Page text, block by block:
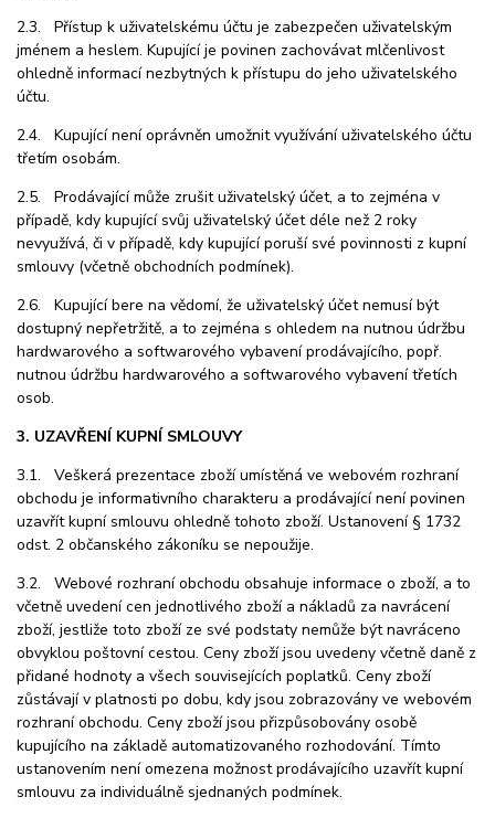
2.3. Přístup k uživatelskému účtu je zabezpečen uživatelským
jménem a heslem. Kupující je povinen zachovávat mlčenlivost
ohledně informací nezbytných k přístupu do jeho uživatelského
účtu.
2.4. Kupující není oprávněn umožnit využívání uživatelského účtu
třetím osobám.
2.5. Prodávající může zrušit uživatelský účet, a to zejména v
případě, kdy kupující svůj uživatelský účet déle než 2 roky
nevyužívá, či v případě, kdy kupující poruší své povinnosti z kupní
smlouvy (včetně obchodních podmínek).
2.6. Kupující bere na vědomí, že uživatelský účet nemusí být
dostupný nepřetržitě, a to zejména s ohledem na nutnou údržbu
hardwarového a softwarového vybavení prodávajícího, popř.
nutnou údržbu hardwarového a softwarového vybavení třetích
osob.
3. UZAVŘENÍ KUPNÍ SMLOUVY
3.1. Veškerá prezentace zboží umístěná ve webovém rozhraní
obchodu je informativního charakteru a prodávající není povinen
uzavřít kupní smlouvu ohledně tohoto zboží. Ustanovení § 1732
odst. 2 občanského zákoníku se nepoužije.
3.2. Webové rozhraní obchodu obsahuje informace o zboží, a to
včetně uvedení cen jednotlivého zboží a nákladů za navrácení
zboží, jestliže toto zboží ze své podstaty nemůže být navráceno
obvyklou poštovní cestou. Ceny zboží jsou uvedeny včetně daně z
přidané hodnoty a všech souvisejících poplatků. Ceny zboží
zůstávají v platnosti po dobu, kdy jsou zobrazovány ve webovém
rozhraní obchodu. Ceny zboží jsou přizpůsobovány osobě
kupujícího na základě automatizovaného rozhodování. Tímto
ustanovením není omezena možnost prodávajícího uzavřít kupní
smlouvu za individuálně sjednaných podmínek.